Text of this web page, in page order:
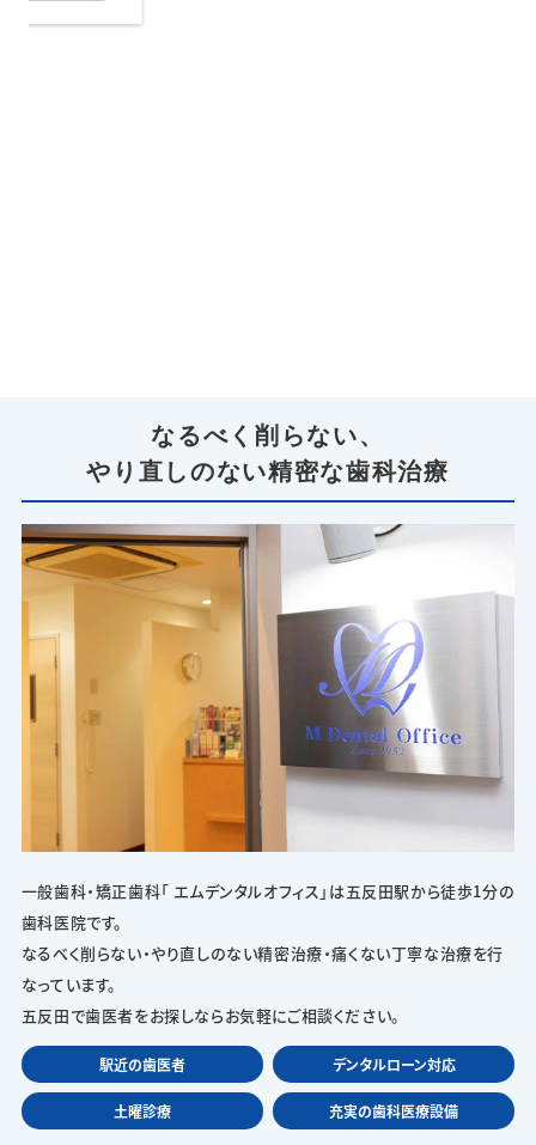
なるべく削らない、
やり直しのない精密な歯科治療
一般歯科・矯正歯科「 エムデンタルオフィス」は五反田駅から徒歩1分の
歯科医院です。
なるべく削らない・やり直しのない精密治療・痛くない丁寧な治療を行
なっています。
五反田で歯医者をお探しならお気軽にご相談ください。
駅近の歯医者 デンタルローン対応
土曜診療 充実の歯科医療設備